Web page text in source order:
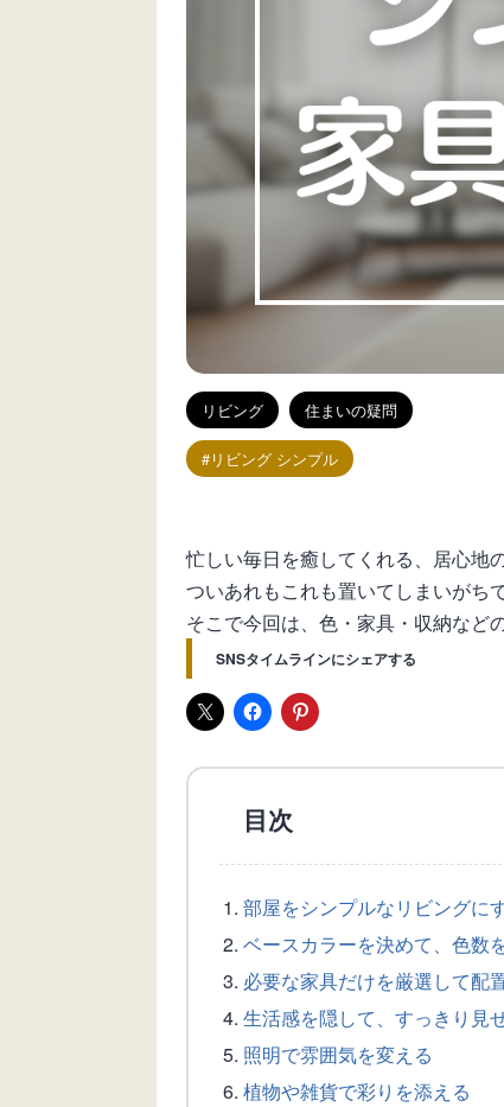
リビング 住まいの疑問
リビング シンプル
忙しい毎日を癒してくれる、居心地
ついあれもこれも置いてしまいがち
そこで今回は、色・家具・収納など
SNSタイムラインにシェアする
目次
部屋をシンプルなリビングに
ベースカラーを決めて、色数
必要な家具だけを厳選して配
生活感を隠して、すっきり見
照明で雰囲気を変える
植物や雑貨で彩りを添える